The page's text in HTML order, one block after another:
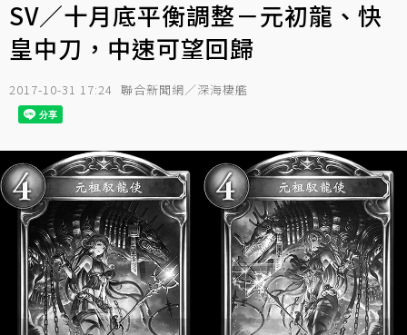
SV／十月底平衡調整－元初龍、快
皇中刀，中速可望回歸
2017-10-31 17:24 聯合新聞網／深海棲艦